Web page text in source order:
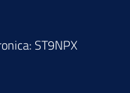
ST9NPX